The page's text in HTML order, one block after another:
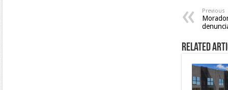
Previous
Related